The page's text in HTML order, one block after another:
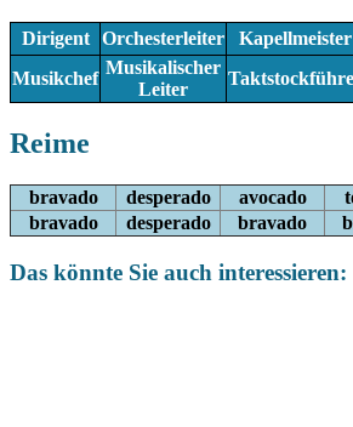
Dirigent Orchesterleiter Kapellmeister
Musikchef
Musikalischer
Leiter
Reime
bravado desperado avocado
bravado
desperado bravado
Das könnte Sie auch interessieren: